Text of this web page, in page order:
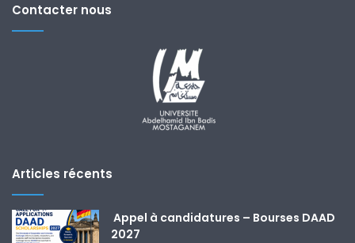
Contacter nous
Articles récents
Appel à candidatures – Bourses DAAD
2027